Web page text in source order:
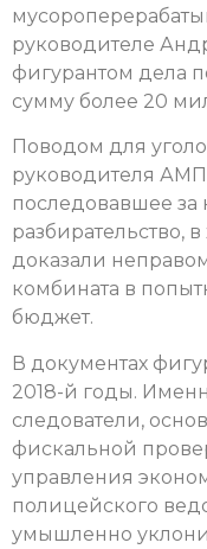
руководителе
фигурантом дела
сумму более 20
Поводом для
руководителя
последовавшее за
разбирательство,
доказали
комбината в
бюджет.
В документах
2018-й годы.
следователи,
фискальной
управления
полицейского
умышленно